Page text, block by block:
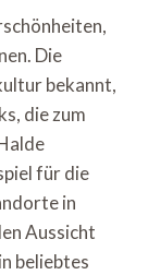
Die
bekannt,
die zum
für die
in
Aussicht
beliebtes